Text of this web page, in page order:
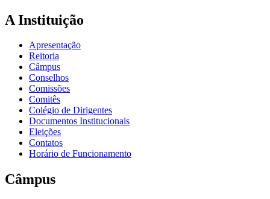
A Instituição
Apresentação
Reitoria
Câmpus
Conselhos
Comissões
Comitês
Colégio de Dirigentes
Documentos Institucionais
Eleições
Contatos
Horário de Funcionamento
Câmpus